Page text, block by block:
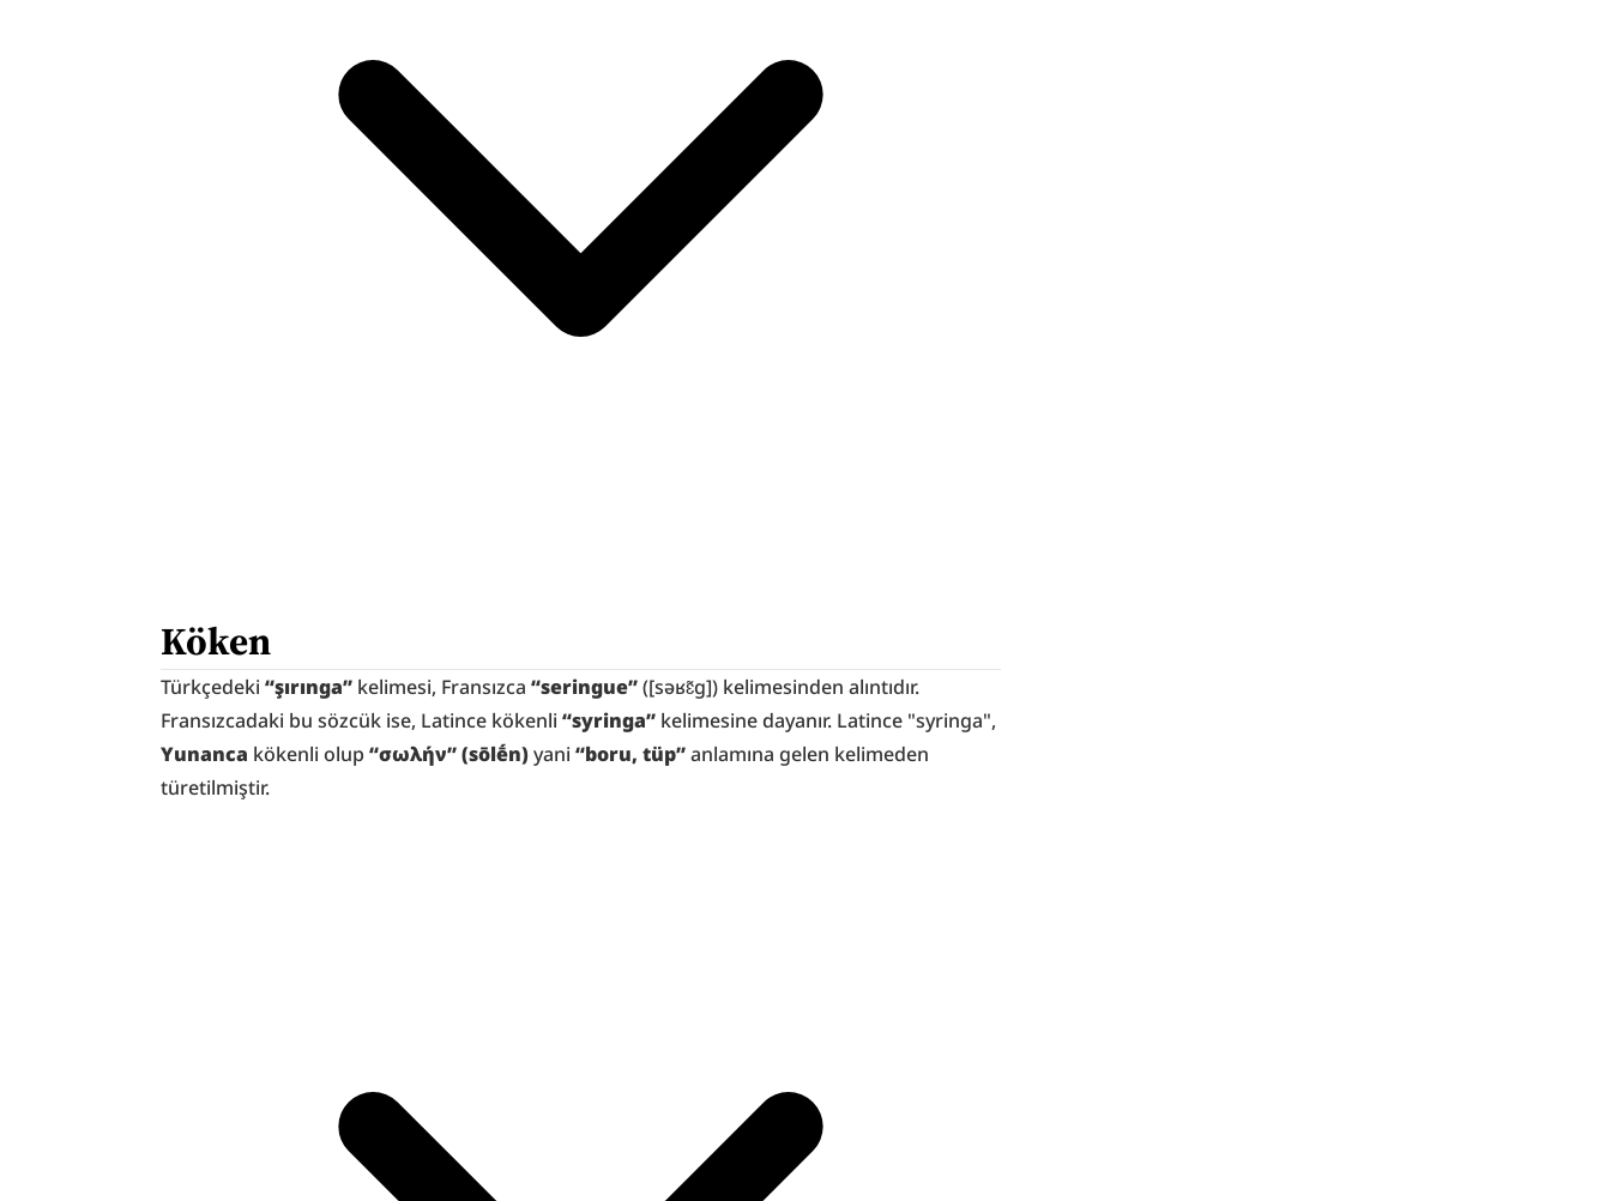
Köken
Türkçedeki “şırınga” kelimesi, Fransızca “seringue” ([səʁɛ̃g]) kelimesinden alıntıdır.
Fransızcadaki bu sözcük ise, Latince kökenli “syringa”
Yunanca kökenli olup “σωλήν” (sōlḗn) yani “boru, tüp” anlamına gelen kelimeden
türetilmiştir.